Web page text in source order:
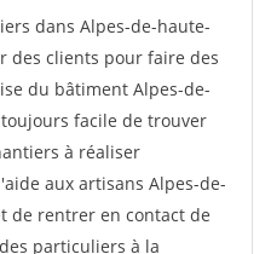
dans Alpes-de-haute-
des clients pour faire des
du bâtiment Alpes-de-
facile de trouver
à réaliser
aux artisans Alpes-de-
de rentrer en contact de
particuliers à la